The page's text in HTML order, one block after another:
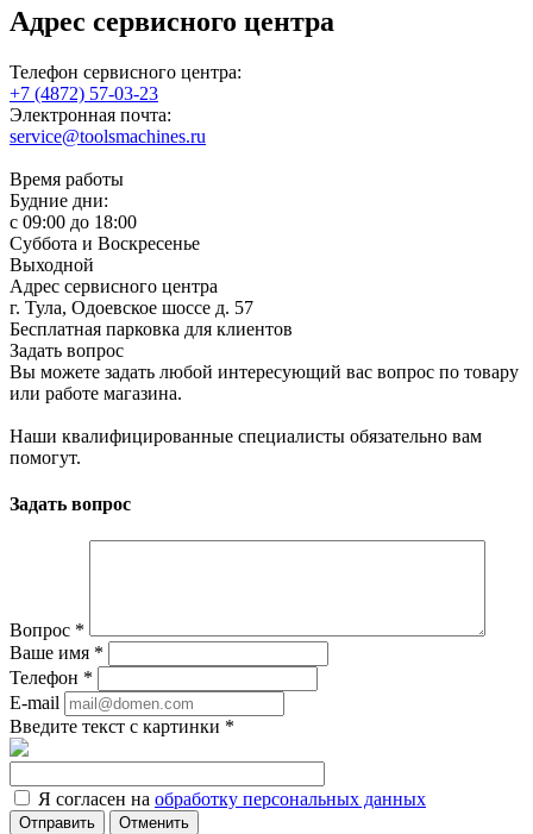
Адрес сервисного центра
Телефон сервисного центра:
+7 (4872) 57-03-23
Электронная почта:
service@toolsmachines.ru
Время работы
Будние дни:
c 09:00 до 18:00
Суббота и Воскресенье
Выходной
Адрес сервисного центра
г. Тула, Одоевское шоссе д. 57
Бесплатная парковка для клиентов
Задать вопрос
Вы можете задать любой интересующий вас вопрос по товару
или работе магазина.
Наши квалифицированные специалисты обязательно вам
помогут.
Задать вопрос
Вопрос *
Ваше имя *
Телефон *
E-mail
Введите текст с картинки *
Я согласен на обработку персональных данных
Отменить